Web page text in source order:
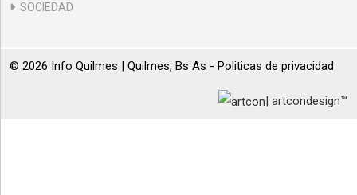
SOCIEDAD
© 2026 Info Quilmes | Quilmes, Bs As - Politicas de privacidad
| artcondesign™